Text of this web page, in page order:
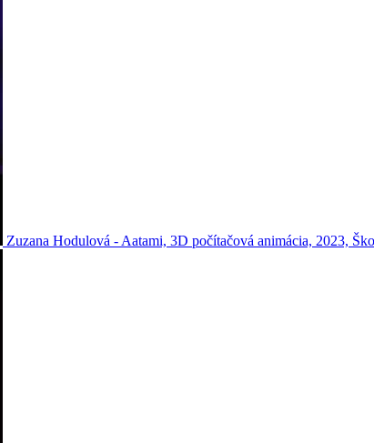
Zuzana Hodulová - Aatami, 3D počítačová animácia, 2023,